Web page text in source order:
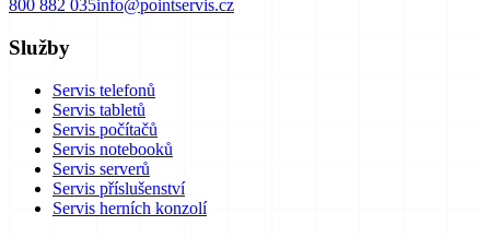
800 882 035info@pointservis.cz
Služby
Servis telefonů
Servis tabletů
Servis počítačů
Servis notebooků
Servis serverů
Servis příslušenství
Servis herních konzolí